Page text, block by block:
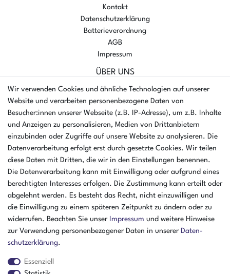
Kontakt
Datenschutzerklärung
Batterieverordnung
AGB
Impressum
ÜBER UNS
AMIKON GMBH
Einsteinstr. 8a
46325 Borken
Deutschland
Öffnungszeiten Montag - Donnerstag
07:30 - 16:00 Uhr
Öffnungszeiten Freitag
07:30 - 15:00 Uhr
ZAHLUNGSARTEN
Wir verwenden Cookies und ähnliche Technologien auf unserer
Website und verarbeiten personenbezogene Daten von
Besucher:innen unserer Webseite (z.B. IP-Adresse), um z.B. Inhalte
und Anzeigen zu personalisieren, Medien von Drittanbietern
einzubinden oder Zugriffe auf unsere Website zu analysieren. Die
Datenverarbeitung erfolgt erst durch gesetzte Cookies. Wir teilen
diese Daten mit Dritten, die wir in den Einstellungen benennen.
Die Datenverarbeitung kann mit Einwilligung oder aufgrund eines
berechtigten Interesses erfolgen. Die Zustimmung kann erteilt oder
abgelehnt werden. Es besteht das Recht, nicht einzuwilligen und
die Einwilligung zu einem späteren Zeitpunkt zu ändern oder zu
widerrufen. Beachten Sie unser Impressum und weitere Hinweise
zur Verwendung personenbezogener Daten in unserer Daten­
schutz­erklärung.
Essenziell